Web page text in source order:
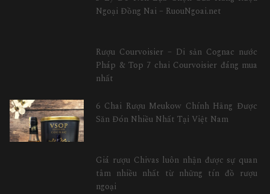
Ngoại Đồng Nai – RuouNgoai.net
Rượu Courvoisier – Di sản Cognac nước
Pháp & Top 7 chai Courvoisier đáng mua
nhất
6 Chai Rượu Meukow Chính Hãng Được
Săn Đón Nhiều Nhất Tại Việt Nam
Giá rượu Chivas luôn nhận được sự quan
tâm nhiều nhất từ những tín đồ rượu
ngoại